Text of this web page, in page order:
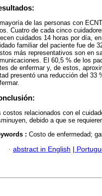
de las personas con
Cuatro de cada cinco
cuidados 14 horas por día,
familiar del paciente fue de
más representativos son en
El 60,5 % de los
de enfermar y, de estos,
presentó una reducción del 33
costos relacionados con el
debido a que se
: Costo de enfermedad;
· abstract in English